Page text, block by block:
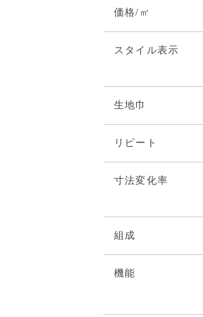
価格/㎡
スタイル表示
生地巾
リピート
寸法変化率
組成
機能